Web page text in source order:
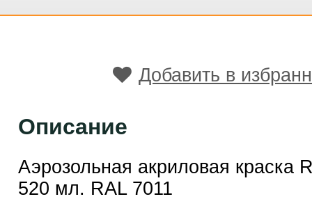
Добавить в
Описание
Аэрозольная акриловая краска
520 мл. RAL 7011